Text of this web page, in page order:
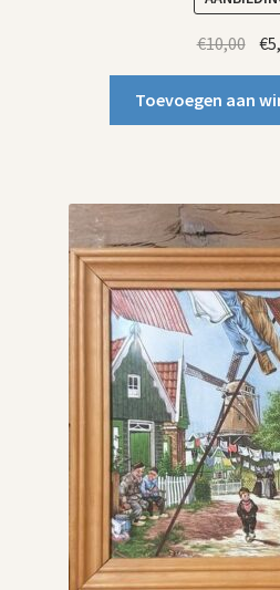
€10,00
prijs
was:
€
Toevoegen aan